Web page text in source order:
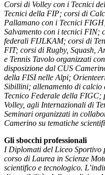
Corsi di Volley con i Tecnici
Tecnici della FIP; corsi di
Pallamano con i Tecnici
Salvamento con i tecnici FIN;
federali FIJLKAM; corsi di
FIT; corsi di Rugby, Squash,
e Tennis Tavolo organizzati
disposizione dal CUS
della FISI nelle Alpi;
Sibillini; allenamento di calcio
Tecnico Federale della FIGC;
Volley, agli Internazionali di
Seminari organizzati in
Camerino su tematiche
Gli sbocchi professionali
I Diplomati del Liceo Sportivo
corso di Laurea in Scienze
scientifico e tecnologico.